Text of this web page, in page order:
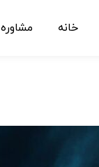
خانه مشاوره